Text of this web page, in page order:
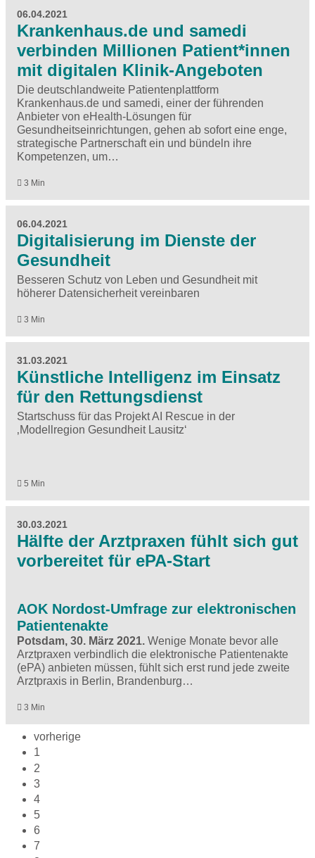
06.04.2021
Krankenhaus.de und samedi
verbinden Millionen Patient*innen
mit digitalen Klinik-Angeboten
Die deutschlandweite Patientenplattform
Krankenhaus.de und samedi, einer der führenden
Anbieter von eHealth-Lösungen für
Gesundheitseinrichtungen, gehen ab sofort eine enge,
strategische Partnerschaft ein und bündeln ihre
Kompetenzen, um…
3 Min
06.04.2021
Digitalisierung im Dienste der
Gesundheit
Besseren Schutz von Leben und Gesundheit mit
höherer Datensicherheit vereinbaren
3 Min
31.03.2021
Künstliche Intelligenz im Einsatz
für den Rettungsdienst
Startschuss für das Projekt AI Rescue in der
‚Modellregion Gesundheit Lausitz‘
5 Min
30.03.2021
Hälfte der Arztpraxen fühlt sich gut
vorbereitet für ePA-Start
AOK Nordost-Umfrage zur elektronischen
Patientenakte
Potsdam, 30. März 2021. Wenige Monate bevor alle
Arztpraxen verbindlich die elektronische Patientenakte
(ePA) anbieten müssen, fühlt sich erst rund jede zweite
Arztpraxis in Berlin, Brandenburg…
3 Min
vorherige
1
2
3
4
5
6
7